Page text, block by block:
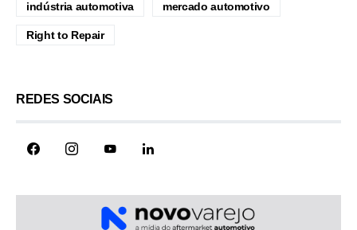
indústria automotiva mercado automotivo
Right to Repair
REDES SOCIAIS